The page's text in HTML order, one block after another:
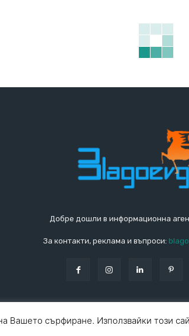
Добре дошли в информационна
За контакти, реклама и въпроси:
Вашето сърфиране. Използвайки този